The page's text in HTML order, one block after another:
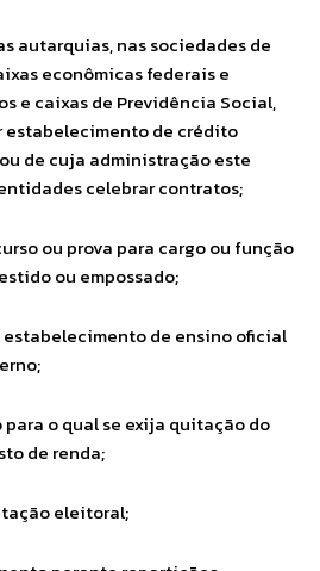
autarquias, nas sociedades de
econômicas federais e
e caixas de Previdência Social,
estabelecimento de crédito
de cuja administração este
celebrar contratos;
ou prova para cargo ou função
ou empossado;
estabelecimento de ensino oficial
o qual se exija quitação do
de renda;
eleitoral;